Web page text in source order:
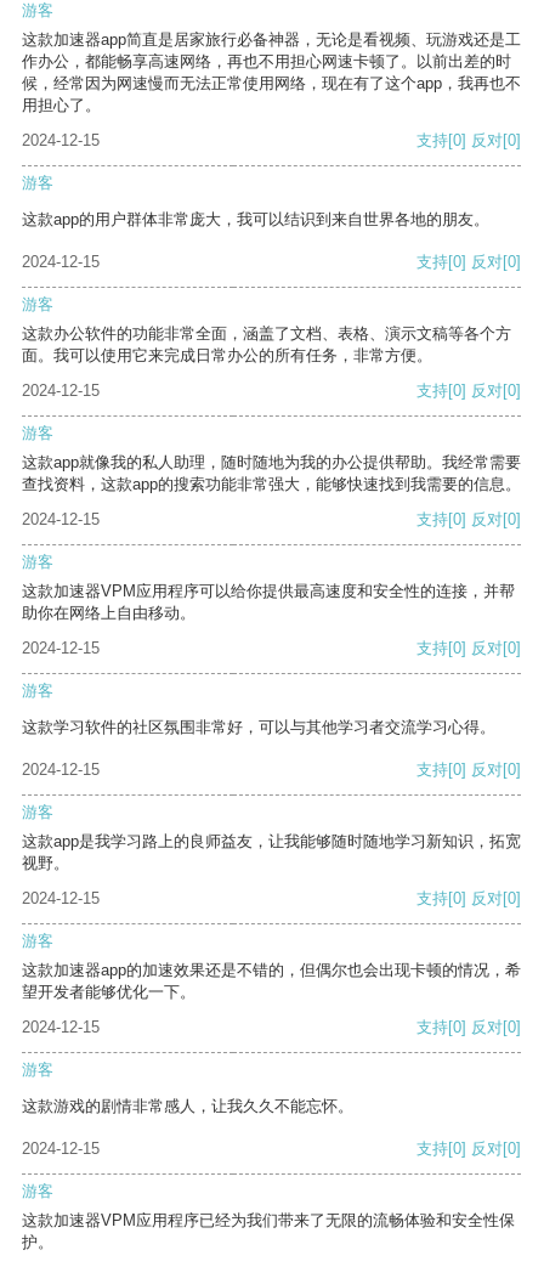
游客
这款加速器app简直是居家旅行必备神器，无论是看视频、玩游戏还是工
作办公，都能畅享高速网络，再也不用担心网速卡顿了。以前出差的时
候，经常因为网速慢而无法正常使用网络，现在有了这个app，我再也不
用担心了。
2024-12-15
支持[0] 反对[0]
游客
这款app的用户群体非常庞大，我可以结识到来自世界各地的朋友。
2024-12-15 支持[0] 反对[0]
游客
这款办公软件的功能非常全面，涵盖了文档、表格、演示文稿等各个方
面。我可以使用它来完成日常办公的所有任务，非常方便。
2024-12-15
支持[0] 反对[0]
游客
这款app就像我的私人助理，随时随地为我的办公提供帮助。我经常需要
查找资料，这款app的搜索功能非常强大，能够快速找到我需要的信息。
2024-12-15
支持[0] 反对[0]
游客
这款加速器VPM应用程序可以给你提供最高速度和安全性的连接，并帮
助你在网络上自由移动。
2024-12-15
支持[0] 反对[0]
游客
这款学习软件的社区氛围非常好，可以与其他学习者交流学习心得。
2024-12-15 支持[0] 反对[0]
游客
这款app是我学习路上的良师益友，让我能够随时随地学习新知识，拓宽
视野。
2024-12-15
支持[0] 反对[0]
游客
这款加速器app的加速效果还是不错的，但偶尔也会出现卡顿的情况，希
望开发者能够优化一下。
2024-12-15
支持[0] 反对[0]
游客
这款游戏的剧情非常感人，让我久久不能忘怀。
2024-12-15 支持[0] 反对[0]
游客
这款加速器VPM应用程序已经为我们带来了无限的流畅体验和安全性保
护。